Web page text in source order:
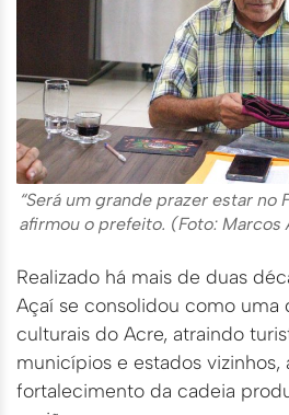
“Será um grande prazer estar no
afirmou o prefeito. (Foto: Marcos
Realizado há mais de duas
Açaí se consolidou como uma
culturais do Acre, atraindo
municípios e estados
fortalecimento da cadeia